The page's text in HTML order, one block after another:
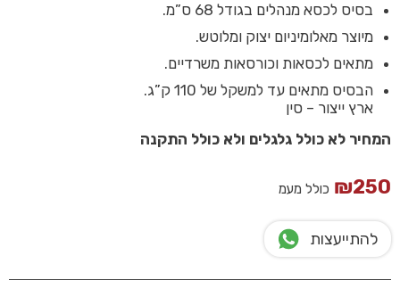
בסיס לכסא מנהלים בגודל 68 ס”מ.
מיוצר מאלומיניום יצוק ומלוטש.
מתאים לכסאות וכורסאות משרדיים.
הבסיס מתאים עד למשקל של 110 ק”ג.
ארץ ייצור – סין
המחיר לא כולל גלגלים ולא כולל התקנה
₪250 כולל מעמ
להתייעצות